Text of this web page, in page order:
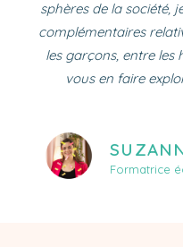
sphères de la société,
complémentaires
les garçons, entre les
vous en faire
Formatrice